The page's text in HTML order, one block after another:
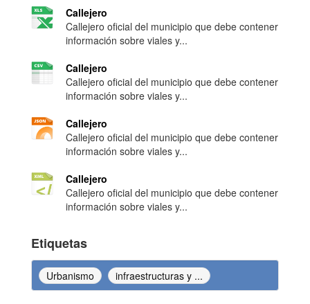
Callejero
Callejero oficial del municipio que debe contener
información sobre viales y...
Callejero
Callejero oficial del municipio que debe contener
información sobre viales y...
Callejero
Callejero oficial del municipio que debe contener
información sobre viales y...
Callejero
Callejero oficial del municipio que debe contener
información sobre viales y...
Etiquetas
Urbanismo infraestructuras y ...